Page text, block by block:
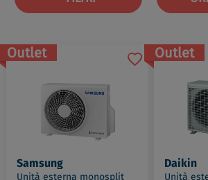
Outlet
Samsung
Unità esterna monosplit
Outlet
Daikin
Unità